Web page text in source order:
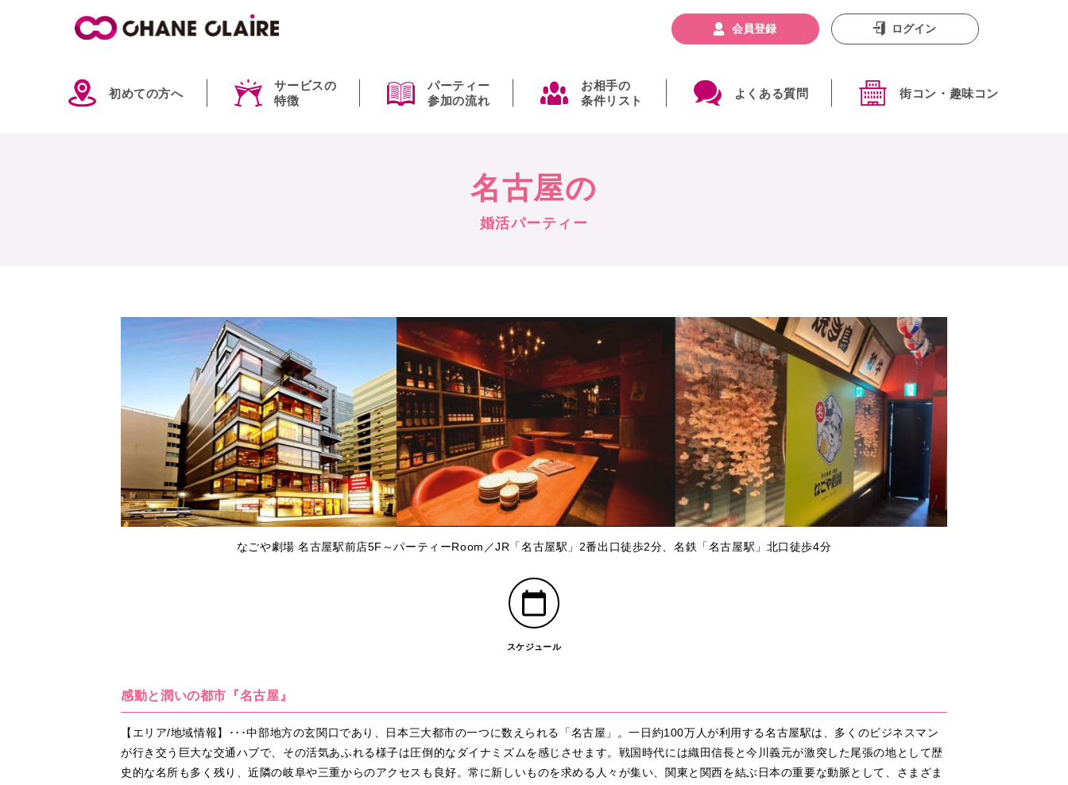
初めての方へ
サービスの
特徴
パーティー
参加の流れ
お相手の
条件リスト
よくある質問 街コン・趣味コン
会員登録 ログイン
名古屋の
婚活パーティー
なごや劇場 名古屋駅前店5F～パーティーRoom／JR「名古屋駅」2番出口徒歩2分、名鉄「名古屋駅」北口徒歩4分
スケジュール
感動と潤いの都市『名古屋』
【エリア/地域情報】･･･中部地方の玄関口であり、日本三大都市の一つに数えられる「名古屋」。一日約100万人が利用する名古屋駅は、多くのビジネスマン
が行き交う巨大な交通ハブで、その活気あふれる様子は圧倒的なダイナミズムを感じさせます。戦国時代には織田信長と今川義元が激突した尾張の地として歴
史的な名所も多く残り、近隣の岐阜や三重からのアクセスも良好。常に新しいものを求める人々が集い、関東と関西を結ぶ日本の重要な動脈として、さまざま